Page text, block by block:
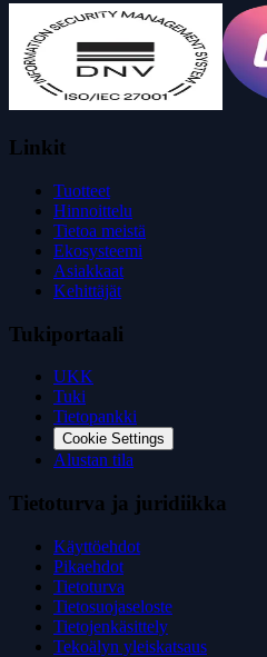
Linkit
Tuotteet
Hinnoittelu
Tietoa meistä
Ekosysteemi
Asiakkaat
Kehittäjät
Tukiportaali
UKK
Tuki
Tietopankki
Cookie Settings
Alustan tila
Tietoturva ja juridiikka
Käyttöehdot
Pikaehdot
Tietoturva
Tietosuojaseloste
Tietojenkäsittely
Tekoälyn yleiskatsaus